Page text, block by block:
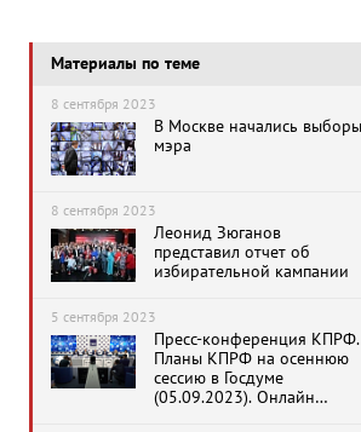
Материалы по теме
8 сентября 2023
В Москве начались выборы
мэра
8 сентября 2023
Леонид Зюганов
представил отчет об
избирательной кампании
5 сентября 2023
Пресс-конференция КПРФ.
Планы КПРФ на осеннюю
сессию в Госдуме
(05.09.2023). Онлайн